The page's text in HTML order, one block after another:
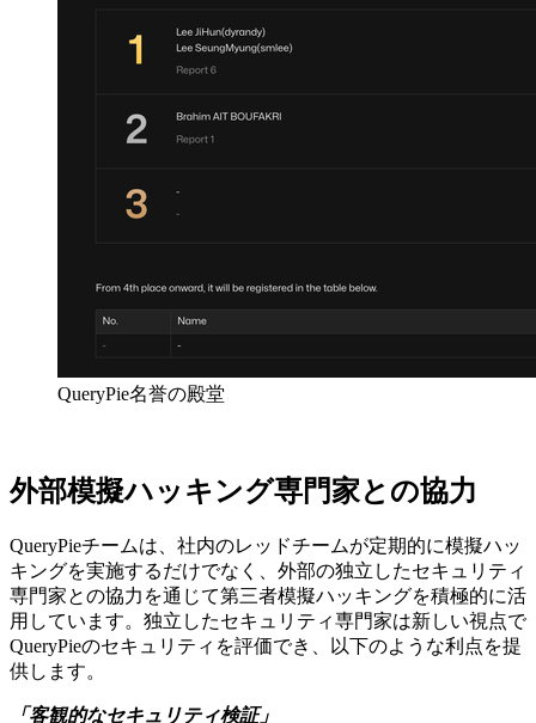
QueryPie名誉の殿堂
外部模擬ハッキング専門家との協力
QueryPieチームは、社内のレッドチームが定期的に模擬ハッ
キングを実施するだけでなく、外部の独立したセキュリティ
専門家との協力を通じて第三者模擬ハッキングを積極的に活
用しています。独立したセキュリティ専門家は新しい視点で
QueryPieのセキュリティを評価でき、以下のような利点を提
供します。
「客観的なセキュリティ検証」